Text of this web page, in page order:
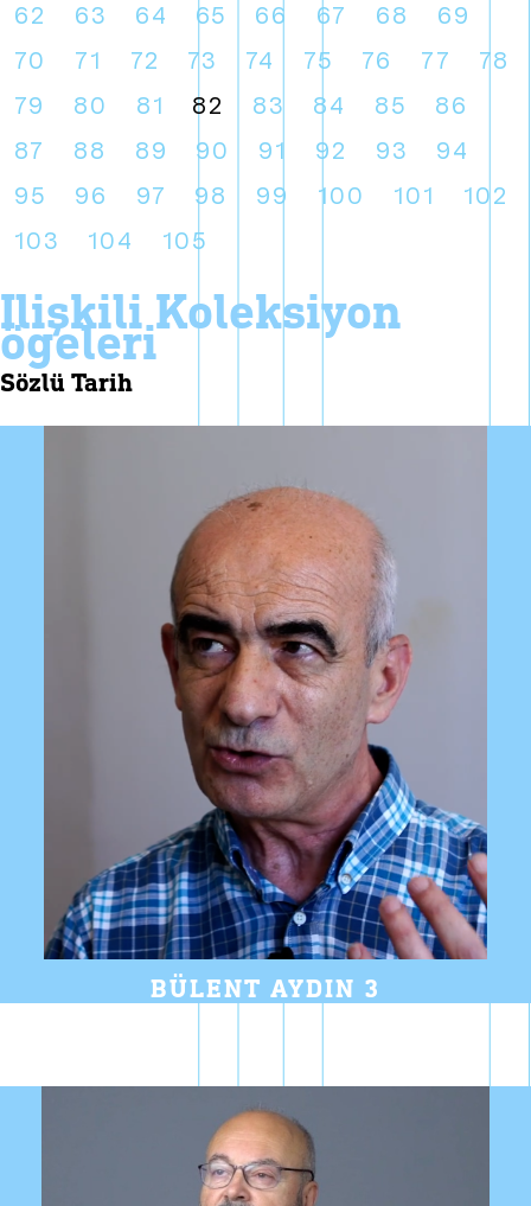
62
63 64 65 66 67 68
69
70
71 72 73 74 75 76 77
78
79
80 81 82 83 84 85
86
87
88 89 90 91 92 93
94
95
96 97 98 99 100 101
102
103
104 105
i̇lişkili koleksiyon
ögeleri
sözlü tarih
BÜLENT AYDIN 3